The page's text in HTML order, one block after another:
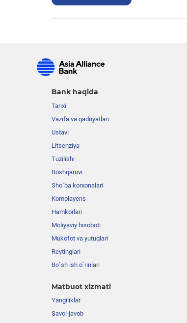
Bank haqida
Tarixi
Vazifa va qadriyatlari
Ustavi
Litsenziya
Tuzilishi
Boshqaruvi
Sho`ba korxonalari
Komplayens
Hamkorlari
Moliyaviy hisoboti
Mukofot va yutuqlari
Reytinglari
Bo`sh ish o`rinlari
Matbuot xizmati
Yangiliklar
Savol-javob